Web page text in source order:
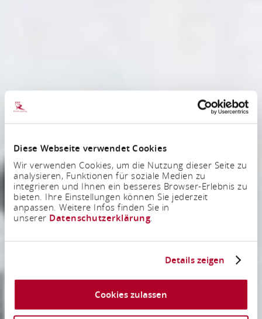
Diese Webseite verwendet Cookies
Wir verwenden Cookies, um die Nutzung dieser Seite zu
analysieren, Funktionen für soziale Medien zu
integrieren und Ihnen ein besseres Browser-Erlebnis zu
bieten. Ihre Einstellungen können Sie jederzeit
anpassen. Weitere Infos finden Sie in
unserer Datenschutzerklärung.
Details zeigen
Cookies zulassen